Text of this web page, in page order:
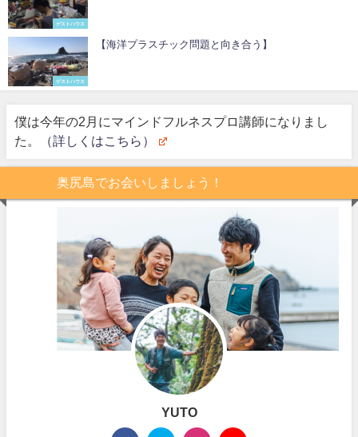
ゲストハウス
ゲストハウス
【海洋プラスチック問題と向き合う】
僕は今年の2月にマインドフルネスプロ講師になりまし
た。
（詳しくはこちら）
奥尻島でお会いしましょう！
YUTO